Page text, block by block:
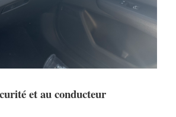
et au conducteur